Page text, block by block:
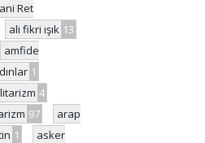
Ret
ali fikri ışık 13
amfide
1
4
97
arap
1
asker